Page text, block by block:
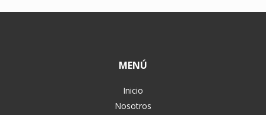
MENÚ
Inicio
Nosotros